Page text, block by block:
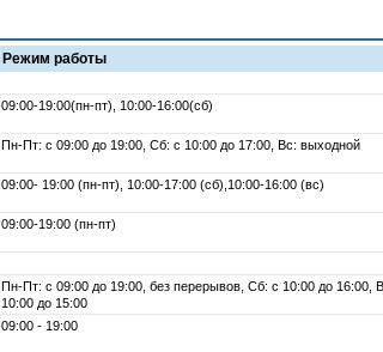
Режим работы
09:00-19:00(пн-пт), 10:00-16:00(сб)
Пн-Пт: с 09:00 до 19:00, Сб: с 10:00 до 17:00, Вс: выходной
09:00- 19:00 (пн-пт), 10:00-17:00 (сб),10:00-16:00 (вс)
09:00-19:00 (пн-пт)
Пн-Пт: с 09:00 до 19:00, без перерывов, Сб: с 10:00 до 16:00,
10:00 до 15:00
09:00 - 19:00